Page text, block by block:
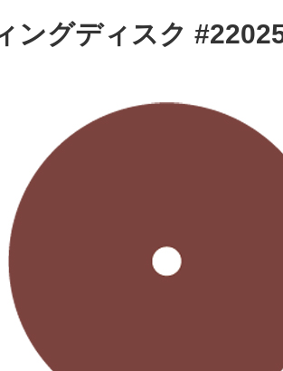
ングディスク